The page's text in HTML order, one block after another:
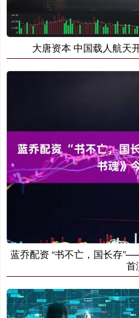
大唐资本 中国载人航天
蓝乔配资 “书不亡，国长存
首